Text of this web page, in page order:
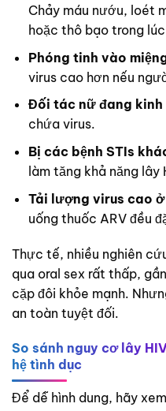
Chảy máu nướu, loét
hoặc thô bạo trong
Phóng tinh vào
virus cao hơn nếu
Đối tác nữ đang kinh
chứa virus.
Bị các bệnh STIs
làm tăng khả năng lây
Tải lượng virus cao
uống thuốc ARV đều
Thực tế, nhiều nghiên
qua oral sex rất thấp,
cặp đôi khỏe mạnh.
an toàn tuyệt đối.
So sánh nguy cơ lây
hệ tình dục
Để dễ hình dung, hãy